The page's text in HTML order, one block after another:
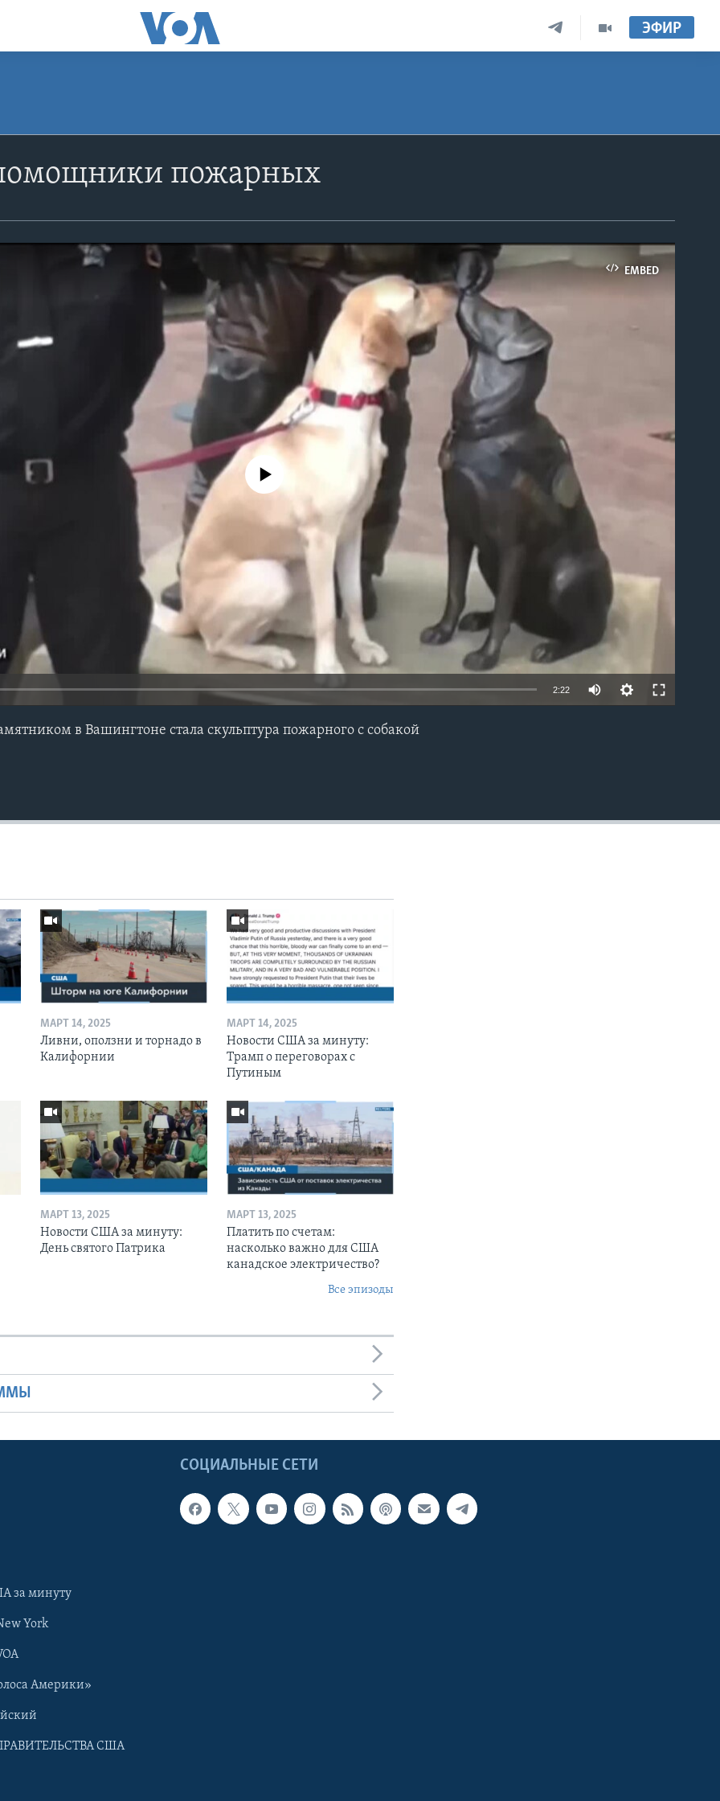
ЭФИР
пожарных
EMBED
No media source currently available
2:22
в Вашингтоне стала скульптура пожарного с собакой
МАРТ 14, 2025
Ливни, оползни и торнадо в
Калифорнии
МАРТ 14, 2025
Новости США за минуту:
Трамп о переговорах с
Путиным
МАРТ 13, 2025
Новости США за минуту:
День святого Патрика
МАРТ 13, 2025
Платить по счетам:
насколько важно для США
канадское электричество?
Все эпизоды
СОЦИАЛЬНЫЕ СЕТИ
за минуту
York
Америки»
США